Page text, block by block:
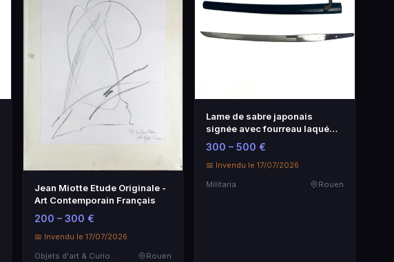
Jean Miotte Etude Originale -
Art Contemporain Français
200 – 300 €
📅 Invendu le 17/07/2026
Objets d'art & Curiosités
Rouen
Lame de sabre japonais
signée avec fourreau laqué
noir - Militaria
300 – 500 €
📅 Invendu le 17/07/2026
Militaria
Rouen